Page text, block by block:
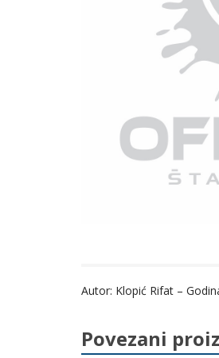
Autor: Klopić Rifat –
Povezani